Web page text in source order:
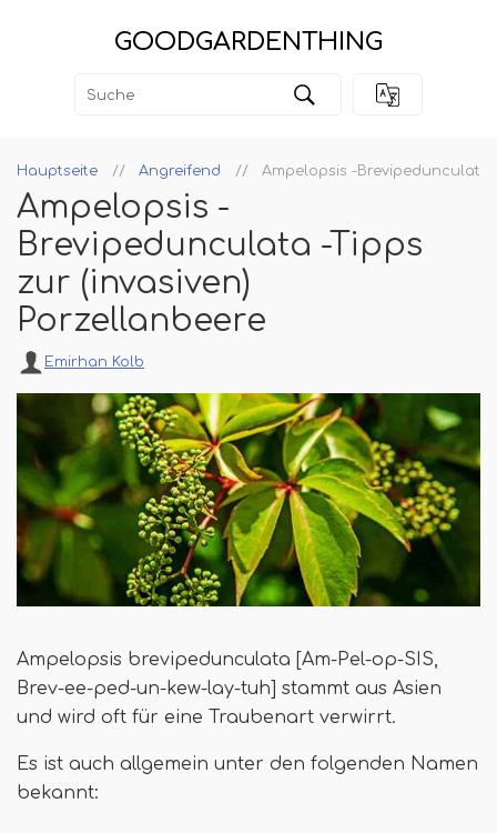
GOODGARDENTHING
Hauptseite Angreifend Ampelopsis -Brevipedunculata
Ampelopsis -
Brevipedunculata -Tipps
zur (invasiven)
Porzellanbeere
Emirhan Kolb
Ampelopsis brevipedunculata [Am-Pel-op-SIS,
Brev-ee-ped-un-kew-lay-tuh] stammt aus Asien
und wird oft für eine Traubenart verwirrt.
Es ist auch allgemein unter den folgenden Namen
bekannt: